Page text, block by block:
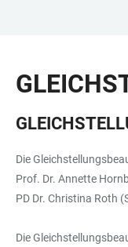
Die
Prof. Dr. Annette
PD Dr. Christina Roth
Die